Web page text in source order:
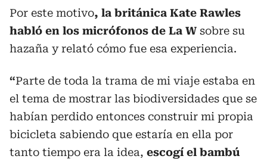
Por este motivo, la británica Kate Rawles
habló en los micrófonos de La W sobre su
hazaña y relató cómo fue esa experiencia.
“Parte de toda la trama de mi viaje estaba en
el tema de mostrar las biodiversidades que se
habían perdido entonces construir mi propia
bicicleta sabiendo que estaría en ella por
tanto tiempo era la idea, escogí el bambú